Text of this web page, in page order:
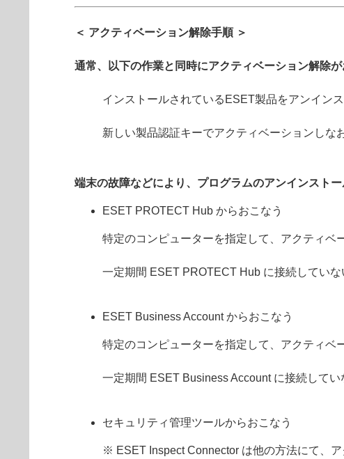
＜ アクティベーション解除手順 ＞
通常、以下の作業と同時にアクティベーション解除が
インストールされているESET製品をアンイン
新しい製品認証キーでアクティベーションしな
端末の故障などにより、プログラムのアンインスト
ESET PROTECT Hub からおこなう
特定のコンピューターを指定して、アクティベ
一定期間 ESET PROTECT Hub に接続してい
ESET Business Account からおこなう
特定のコンピューターを指定して、アクティベ
一定期間 ESET Business Account に接続して
セキュリティ管理ツールからおこなう
※ ESET Inspect Connector は他の方法にて、